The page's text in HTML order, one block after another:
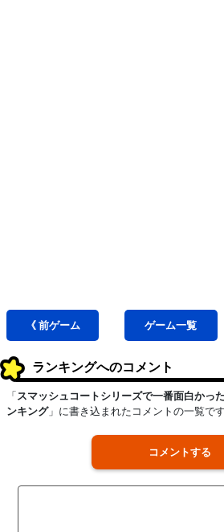
《 前ゲーム ゲーム一覧
ランキングへのコメント
「 スマッシュコートシリーズで一番面白かっ
ンキング」に書き込まれたコメントの一覧です
コメントする